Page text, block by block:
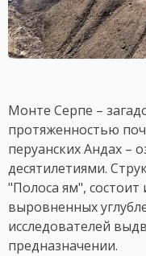
Монте Серпе –
протяженностью
перуанских Андах –
десятилетиями.
"Полоса ям",
выровненных
исследователей
предназначении.